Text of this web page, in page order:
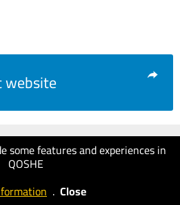
some features and experiences in
QOSHE
. Close